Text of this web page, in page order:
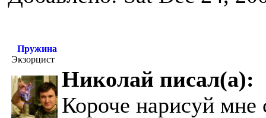
Пружина
Экзорцист
Николай писал(а):
Короче нарисуй мне